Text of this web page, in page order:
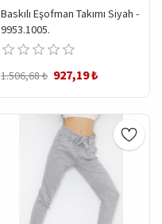
Baskılı Eşofman Takımı Siyah -
9953.1005.
1.506,68 ₺ 927,19 ₺